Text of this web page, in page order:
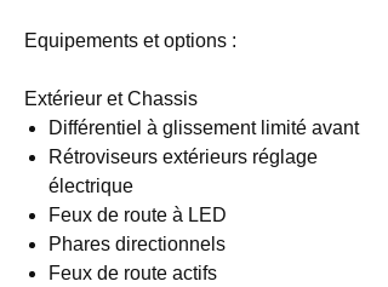
Equipements et options :
Extérieur et Chassis
Différentiel à glissement limité avant
Rétroviseurs extérieurs réglage
électrique
Feux de route à LED
Phares directionnels
Feux de route actifs